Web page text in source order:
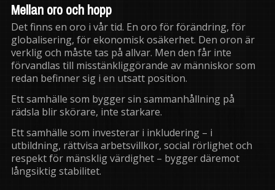
Mellan oro och hopp
Det finns en oro i vår tid. En oro för förändring, för
globalisering, för ekonomisk osäkerhet. Den oron är
verklig och måste tas på allvar. Men den får inte
förvandlas till misstänkliggörande av människor som
redan befinner sig i en utsatt position.
Ett samhälle som bygger sin sammanhållning på
rädsla blir skörare, inte starkare.
Ett samhälle som investerar i inkludering – i
utbildning, rättvisa arbetsvillkor, social rörlighet och
respekt för mänsklig värdighet – bygger däremot
långsiktig stabilitet.